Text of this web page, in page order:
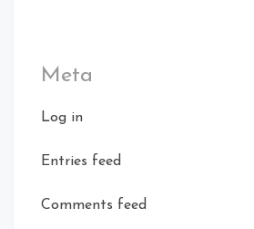
Meta
Log in
Entries feed
Comments feed